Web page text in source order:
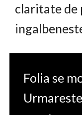
claritate de
Folia se